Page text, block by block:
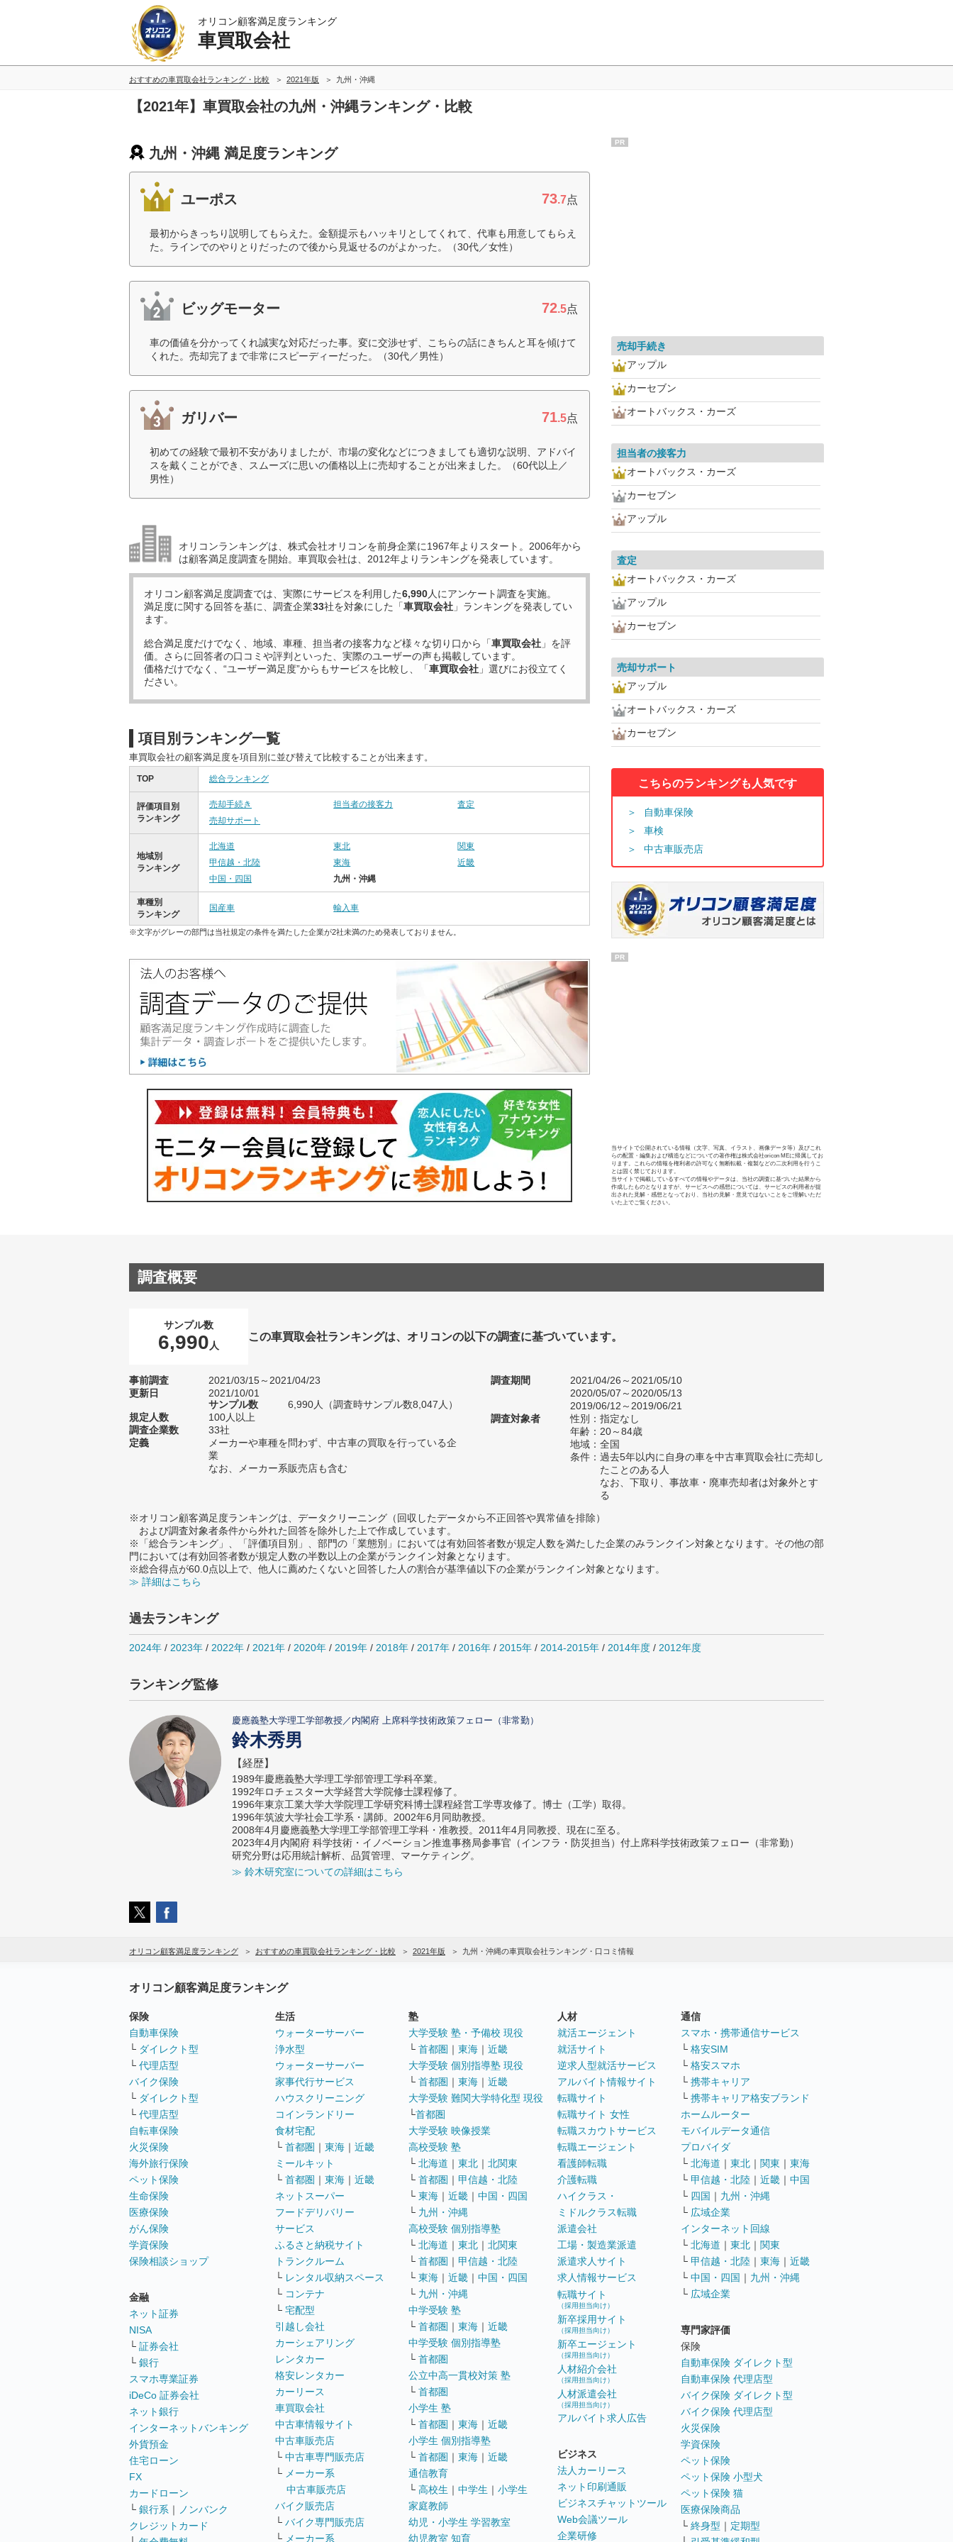
オリコン顧客満足度ランキング
車買取会社
おすすめの車買取会社ランキング・比較 2021年版 九州・沖縄
【2021年】車買取会社の九州・沖縄ランキング・比較
九州・沖縄 満足度ランキング
ユーポス 73.7点
最初からきっちり説明してもらえた。金額提示もハッキリとしてくれて、代車も用意してもらえ
た。ラインでのやりとりだったので後から見返せるのがよかった。（30代／女性）
ビッグモーター 72.5点
車の価値を分かってくれ誠実な対応だった事。変に交渉せず、こちらの話にきちんと耳を傾けて
くれた。売却完了まで非常にスピーディーだった。（30代／男性）
ガリバー 71.5点
初めての経験で最初不安がありましたが、市場の変化などにつきましても適切な説明、アドバイ
スを戴くことができ、スムーズに思いの価格以上に売却することが出来ました。（60代以上／
男性）
オリコンランキングは、株式会社オリコンを前身企業に1967年よりスタート。2006年から
は顧客満足度調査を開始。車買取会社は、2012年よりランキングを発表しています。
オリコン顧客満足度調査では、実際にサービスを利用した6,990人にアンケート調査を実施。
満足度に関する回答を基に、調査企業33社を対象にした「車買取会社 」ランキングを発表してい
ます。
総合満足度だけでなく、地域、車種、担当者の接客力など様々な切り口から「車買取会社 」を評
価。さらに回答者の口コミや評判といった、実際のユーザーの声も掲載しています。
価格だけでなく、“ユーザー満足度”からもサービスを比較し、「車買取会社 」選びにお役立てく
ださい。
項目別ランキング一覧
車買取会社の顧客満足度を項目別に並び替えて比較することが出来ます。
TOP 総合ランキング
評価項目別
ランキング
売却手続き 担当者の接客力
査定
売却サポート
地域別
ランキング
北海道 東北
関東
甲信越・北陸
東海
近畿
中国・四国
九州・沖縄
車種別
ランキング
国産車 輸入車
※文字がグレーの部門は当社規定の条件を満たした企業が2社未満のため発表しておりません。
PR
売却手続き
アップル
カーセブン
オートバックス・カーズ
担当者の接客力
オートバックス・カーズ
カーセブン
アップル
査定
オートバックス・カーズ
アップル
カーセブン
売却サポート
アップル
オートバックス・カーズ
カーセブン
こちらのランキングも人気です
自動車保険
車検
中古車販売店
PR
当サイトで公開されている情報（文字、写真、イラスト、画像データ等）及びこれ
らの配置・編集および構造などについての著作権は株式会社oricon MEに帰属してお
ります。これらの情報を権利者の許可なく無断転載・複製などの二次利用を行うこ
とは固く禁じております。
当サイトで掲載しているすべての情報やデータは、当社の調査に基づいた結果から
作成したものとなりますが、サービスへの感想については、サービスの利用者が提
出された見解・感想となっており、当社の見解・意見ではないことをご理解いただ
いた上でご覧ください。
調査概要
サンプル数
6,990 人
この車買取会社ランキングは、オリコンの以下の調査に基づいています。
事前調査
2021/03/15～2021/04/23
更新日
2021/10/01
サンプル数
6,990人（調査時サンプル数8,047人）
規定人数
100人以上
調査企業数
33社
定義
メーカーや車種を問わず、中古車の買取を行っている企
業
なお、メーカー系販売店も含む
調査期間
2021/04/26～2021/05/10
2020/05/07～2020/05/13
2019/06/12～2019/06/21
調査対象者
性別：指定なし
年齢：20～84歳
地域：全国
条件：過去5年以内に自身の車を中古車買取会社に売却し
たことのある人
なお、下取り、事故車・廃車売却者は対象外とす
る
※オリコン顧客満足度ランキングは、データクリーニング（回収したデータから不正回答や異常値を排除）
および調査対象者条件から外れた回答を除外した上で作成しています。
※「総合ランキング」、「評価項目別」、部門の「業態別」においては有効回答者数が規定人数を満たした企業のみランクイン対象となります。その他の部
門においては有効回答者数が規定人数の半数以上の企業がランクイン対象となります。
※総合得点が60.0点以上で、他人に薦めたくないと回答した人の割合が基準値以下の企業がランクイン対象となります。
≫ 詳細はこちら
過去ランキング
2024年 / 2023年 / 2022年 / 2021年 / 2020年 / 2019年 / 2018年 / 2017年 / 2016年 / 2015年 / 2014-2015年 / 2014年度 / 2012年度
ランキング監修
慶應義塾大学理工学部教授／内閣府 上席科学技術政策フェロー（非常勤）
鈴木秀男
【経歴】
1989年慶應義塾大学理工学部管理工学科卒業。
1992年ロチェスター大学経営大学院修士課程修了。
1996年東京工業大学大学院理工学研究科博士課程経営工学専攻修了。博士（工学）取得。
1996年筑波大学社会工学系・講師。2002年6月同助教授。
2008年4月慶應義塾大学理工学部管理工学科・准教授。2011年4月同教授、現在に至る。
2023年4月内閣府 科学技術・イノベーション推進事務局参事官（インフラ・防災担当）付上席科学技術政策フェロー（非常勤）
研究分野は応用統計解析、品質管理、マーケティング。
≫ 鈴木研究室についての詳細はこちら
オリコン顧客満足度ランキング おすすめの車買取会社ランキング・比較 2021年版 九州・沖縄の車買取会社ランキング・口コミ情報
オリコン顧客満足度ランキング
保険
自動車保険
└ ダイレクト型
└ 代理店型
バイク保険
└ ダイレクト型
└ 代理店型
自転車保険
火災保険
海外旅行保険
ペット保険
生命保険
医療保険
がん保険
学資保険
保険相談ショップ
金融
ネット証券
NISA
└ 証券会社
└ 銀行
スマホ専業証券
iDeCo 証券会社
ネット銀行
インターネットバンキング
外貨預金
住宅ローン
FX
カードローン
└ 銀行系 ｜ ノンバンク
クレジットカード
生活
ウォーターサーバー
浄水型
ウォーターサーバー
家事代行サービス
ハウスクリーニング
コインランドリー
食材宅配
└ 首都圏 ｜ 東海 ｜ 近畿
ミールキット
└ 首都圏 ｜ 東海 ｜ 近畿
ネットスーパー
フードデリバリー
サービス
ふるさと納税サイト
トランクルーム
└ レンタル収納スペース
└ コンテナ
└ 宅配型
引越し会社
カーシェアリング
レンタカー
格安レンタカー
カーリース
車買取会社
中古車情報サイト
中古車販売店
└ 中古車専門販売店
└ メーカー系
中古車販売店
バイク販売店
└ バイク専門販売店
└ メーカー系
塾
大学受験 塾・予備校 現役
└ 首都圏 ｜ 東海 ｜ 近畿
大学受験 個別指導塾 現役
└ 首都圏 ｜ 東海 ｜ 近畿
大学受験 難関大学特化型 現役
└首都圏
大学受験 映像授業
高校受験 塾
└ 北海道 ｜ 東北 ｜ 北関東
└ 首都圏 ｜ 甲信越・北陸
└ 東海 ｜ 近畿 ｜ 中国・四国
└ 九州・沖縄
高校受験 個別指導塾
└ 北海道 ｜ 東北 ｜ 北関東
└ 首都圏 ｜ 甲信越・北陸
└ 東海 ｜ 近畿 ｜ 中国・四国
└ 九州・沖縄
中学受験 塾
└ 首都圏 ｜ 東海 ｜ 近畿
中学受験 個別指導塾
└ 首都圏
公立中高一貫校対策 塾
└ 首都圏
小学生 塾
└ 首都圏 ｜ 東海 ｜ 近畿
小学生 個別指導塾
└ 首都圏 ｜ 東海 ｜ 近畿
通信教育
└ 高校生 ｜ 中学生 ｜ 小学生
家庭教師
幼児・小学生 学習教室
幼児教室 知育
人材
就活エージェント
就活サイト
逆求人型就活サービス
アルバイト情報サイト
転職サイト
転職サイト 女性
転職スカウトサービス
転職エージェント
看護師転職
介護転職
ハイクラス・
ミドルクラス転職
派遣会社
工場・製造業派遣
派遣求人サイト
求人情報サービス
転職サイト
（採用担当向け）
新卒採用サイト
（採用担当向け）
新卒エージェント
（採用担当向け）
人材紹介会社
（採用担当向け）
人材派遣会社
（採用担当向け）
アルバイト求人広告
ビジネス
法人カーリース
ネット印刷通販
ビジネスチャットツール
Web会議ツール
企業研修
通信
スマホ・携帯通信サービス
└ 格安SIM
└ 格安スマホ
└ 携帯キャリア
└ 携帯キャリア格安ブランド
ホームルーター
モバイルデータ通信
プロバイダ
└ 北海道 ｜ 東北 ｜ 関東 ｜ 東海
└ 甲信越・北陸 ｜ 近畿 ｜ 中国
└ 四国 ｜ 九州・沖縄
└ 広域企業
インターネット回線
└ 北海道 ｜ 東北 ｜ 関東
└ 甲信越・北陸 ｜ 東海 ｜ 近畿
└ 中国・四国 ｜ 九州・沖縄
└ 広域企業
専門家評価
保険
自動車保険 ダイレクト型
自動車保険 代理店型
バイク保険 ダイレクト型
バイク保険 代理店型
火災保険
学資保険
ペット保険
ペット保険 小型犬
ペット保険 猫
医療保険商品
└ 終身型 ｜ 定期型